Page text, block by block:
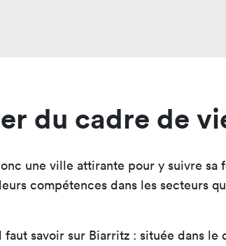
du cadre de
une ville attirante pour y suivre sa
compétences dans les secteurs
faut savoir sur Biarritz : située dans